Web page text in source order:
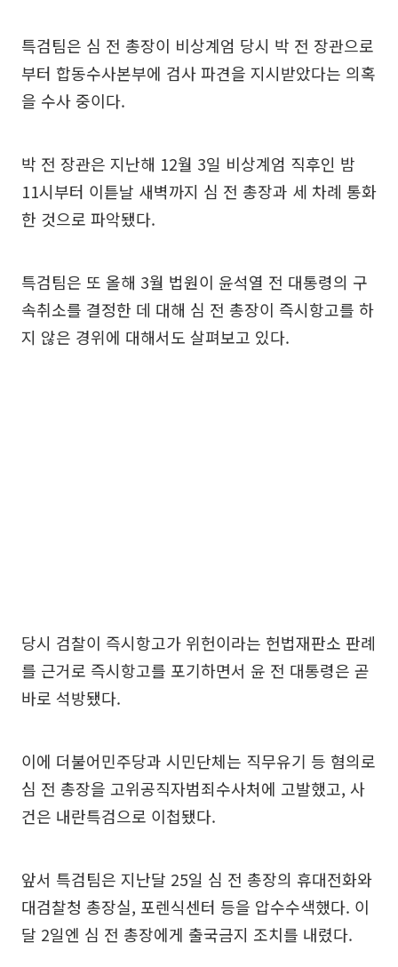
특검팀은 심 전 총장이 비상계엄 당시 박 전 장관으로
부터 합동수사본부에 검사 파견을 지시받았다는 의혹
을 수사 중이다.
박 전 장관은 지난해 12월 3일 비상계엄 직후인 밤
11시부터 이튿날 새벽까지 심 전 총장과 세 차례 통화
한 것으로 파악됐다.
특검팀은 또 올해 3월 법원이 윤석열 전 대통령의 구
속취소를 결정한 데 대해 심 전 총장이 즉시항고를 하
지 않은 경위에 대해서도 살펴보고 있다.
당시 검찰이 즉시항고가 위헌이라는 헌법재판소 판례
를 근거로 즉시항고를 포기하면서 윤 전 대통령은 곧
바로 석방됐다.
이에 더불어민주당과 시민단체는 직무유기 등 혐의로
심 전 총장을 고위공직자범죄수사처에 고발했고, 사
건은 내란특검으로 이첩됐다.
앞서 특검팀은 지난달 25일 심 전 총장의 휴대전화와
대검찰청 총장실, 포렌식센터 등을 압수수색했다. 이
달 2일엔 심 전 총장에게 출국금지 조치를 내렸다.